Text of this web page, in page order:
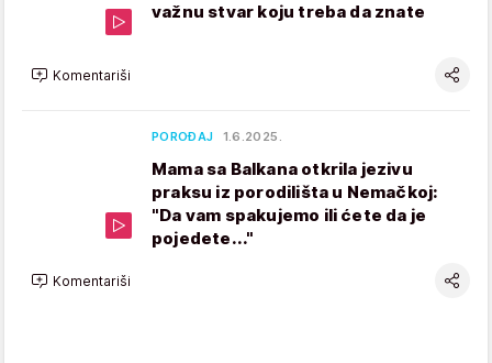
važnu stvar koju treba da znate
Komentariši
POROĐAJ 1.6.2025.
Mama sa Balkana otkrila jezivu
praksu iz porodilišta u Nemačkoj:
"Da vam spakujemo ili ćete da je
pojedete..."
Komentariši